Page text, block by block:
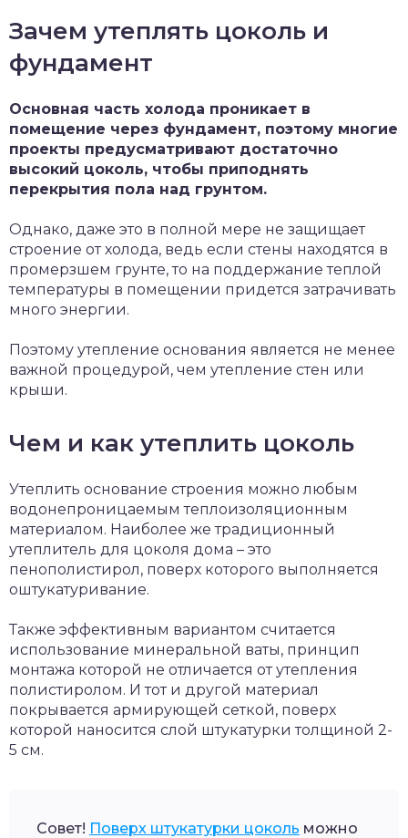
Зачем утеплять цоколь и
фундамент
Основная часть холода проникает в
помещение через фундамент, поэтому многие
проекты предусматривают достаточно
высокий цоколь, чтобы приподнять
перекрытия пола над грунтом.
Однако, даже это в полной мере не защищает
строение от холода, ведь если стены находятся в
промерзшем грунте, то на поддержание теплой
температуры в помещении придется затрачивать
много энергии.
Поэтому утепление основания является не менее
важной процедурой, чем утепление стен или
крыши.
Чем и как утеплить цоколь
Утеплить основание строения можно любым
водонепроницаемым теплоизоляционным
материалом. Наиболее же традиционный
утеплитель для цоколя дома – это
пенополистирол, поверх которого выполняется
оштукатуривание.
Также эффективным вариантом считается
использование минеральной ваты, принцип
монтажа которой не отличается от утепления
полистиролом. И тот и другой материал
покрывается армирующей сеткой, поверх
которой наносится слой штукатурки толщиной 2-
5 см.
Совет! Поверх штукатурки цоколь можно